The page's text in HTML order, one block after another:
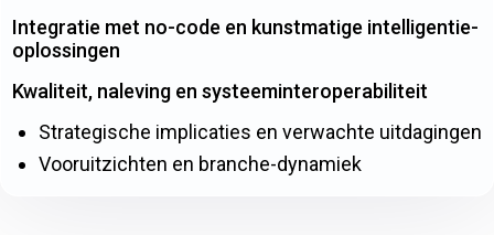
Integratie met no-code en kunstmatige intelligentie-
oplossingen
Kwaliteit, naleving en systeeminteroperabiliteit
Strategische implicaties en verwachte uitdagingen
Vooruitzichten en branche-dynamiek